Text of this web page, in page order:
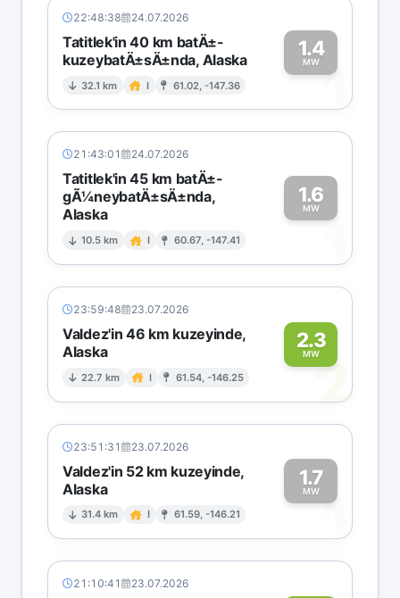
22:48:38 24.07.2026
Tatitlek'in 40 km batÄ±-
kuzeybatÄ±sÄ±nda, Alaska
32.1 km I 61.02, -147.36
1.4
MW1
21:43:01 24.07.2026
Tatitlek'in 45 km batÄ±-
gÃ¼neybatÄ±sÄ±nda,
Alaska
10.5 km I 60.67, -147.41
1.6
MW
1
23:59:48 23.07.2026
Valdez'in 46 km kuzeyinde,
Alaska
22.7 km I 61.54, -146.25
2.3
MW2
23:51:31 23.07.2026
Valdez'in 52 km kuzeyinde,
Alaska
31.4 km I 61.59, -146.21
1.7
MW1
21:10:41 23.07.2026